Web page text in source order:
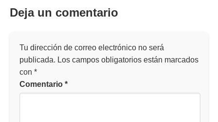
Deja un comentario
Tu dirección de correo electrónico no será
publicada. Los campos obligatorios están marcados
con *
Comentario *